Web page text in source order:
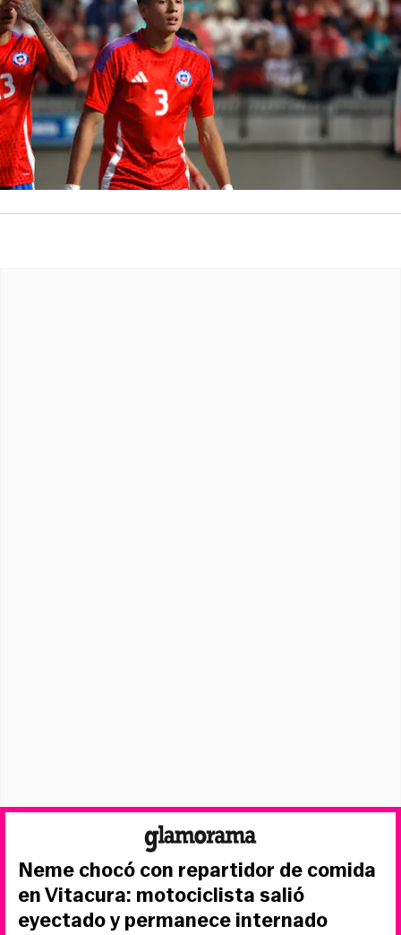
Neme chocó con repartidor de comida
en Vitacura: motociclista salió
eyectado y permanece internado